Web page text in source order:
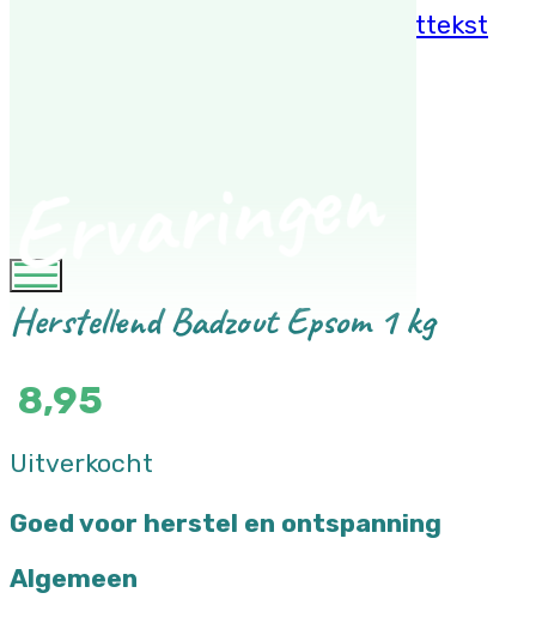
Ga naar voettekst
Herstellend Badzout Epsom 1 kg
8,95
Uitverkocht
Goed voor herstel en ontspanning
Algemeen
Ervaringen